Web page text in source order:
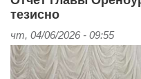
тезисно
чт, 04/06/2026 - 09:55